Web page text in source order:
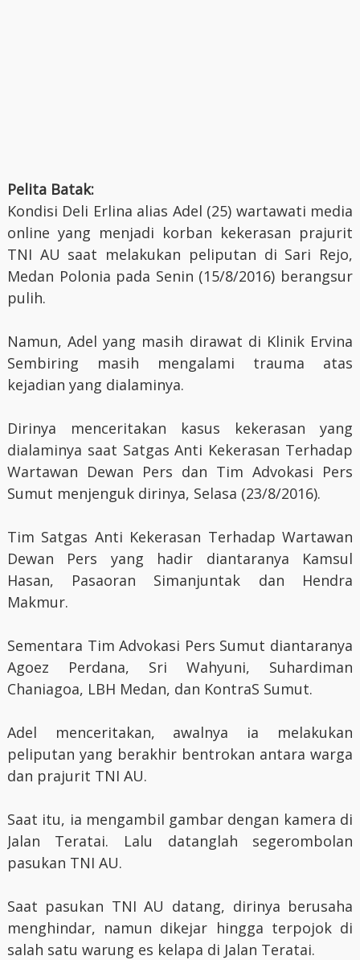
Pelita Batak:
Kondisi Deli Erlina alias Adel (25) wartawati media
online yang menjadi korban kekerasan prajurit
TNI AU saat melakukan peliputan di Sari Rejo,
Medan Polonia pada Senin (15/8/2016) berangsur
pulih.
Namun, Adel yang masih dirawat di Klinik Ervina
Sembiring masih mengalami trauma atas
kejadian yang dialaminya.
Dirinya menceritakan kasus kekerasan yang
dialaminya saat Satgas Anti Kekerasan Terhadap
Wartawan Dewan Pers dan Tim Advokasi Pers
Sumut menjenguk dirinya, Selasa (23/8/2016).
Tim Satgas Anti Kekerasan Terhadap Wartawan
Dewan Pers yang hadir diantaranya Kamsul
Hasan, Pasaoran Simanjuntak dan Hendra
Makmur.
Sementara Tim Advokasi Pers Sumut diantaranya
Agoez Perdana, Sri Wahyuni, Suhardiman
Chaniagoa, LBH Medan, dan KontraS Sumut.
Adel menceritakan, awalnya ia melakukan
peliputan yang berakhir bentrokan antara warga
dan prajurit TNI AU.
Saat itu, ia mengambil gambar dengan kamera di
Jalan Teratai. Lalu datanglah segerombolan
pasukan TNI AU.
Saat pasukan TNI AU datang, dirinya berusaha
menghindar, namun dikejar hingga terpojok di
salah satu warung es kelapa di Jalan Teratai.